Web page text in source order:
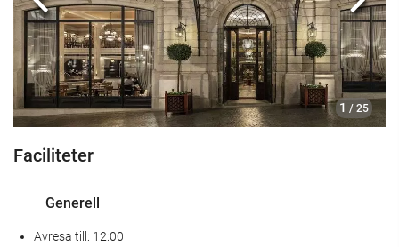
1 / 25
Föregående
Faciliteter
Generell
Avresa till: 12:00